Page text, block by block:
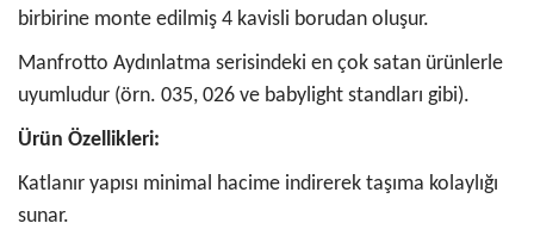
birbirine monte edilmiş 4 kavisli borudan oluşur.
Manfrotto Aydınlatma serisindeki en çok satan ürünlerle
uyumludur (örn. 035, 026 ve babylight standları gibi).
Ürün Özellikleri:
Katlanır yapısı minimal hacime indirerek taşıma kolaylığı
sunar.